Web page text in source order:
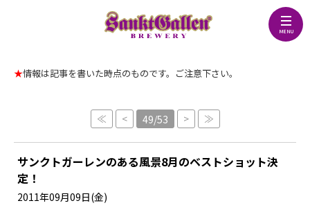
★情報は記事を書いた時点のものです。ご注意下さい。
≪ < 49/53 > ≫
サンクトガーレンのある風景8月のベストショット決
定！
2011年09月09日(金)